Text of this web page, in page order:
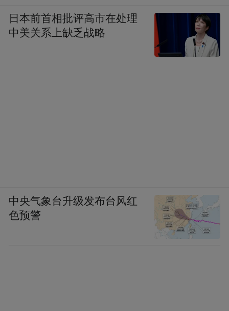
日本前首相批评高市在处理
中美关系上缺乏战略
中央气象台升级发布台风红
色预警